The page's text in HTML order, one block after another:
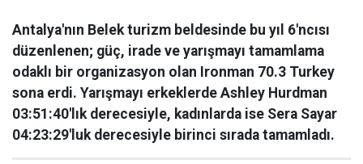
Antalya'nın Belek turizm beldesinde bu yıl 6'ncısı
düzenlenen; güç, irade ve yarışmayı tamamlama
odaklı bir organizasyon olan Ironman 70.3 Turkey
sona erdi. Yarışmayı erkeklerde Ashley Hurdman
03:51:40'lık derecesiyle, kadınlarda ise Sera Sayar
04:23:29'luk derecesiyle birinci sırada tamamladı.